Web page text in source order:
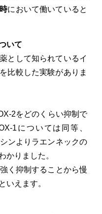
において働いていると
いて
として知られているイ
比較した実験がありま
2をどのくらい抑制で
1については同等、
ンよりラエンネックの
かりました。
く抑制することから慢
いえます。